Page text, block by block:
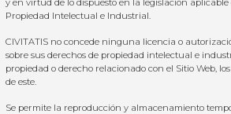
y en virtud de lo dispuesto en la legislación
Propiedad Intelectual e Industrial.
CIVITATIS no concede ninguna licencia o
sobre sus derechos de propiedad intelectual e
propiedad o derecho relacionado con el Sitio Web,
de este.
Se permite la reproducción y almacenamiento